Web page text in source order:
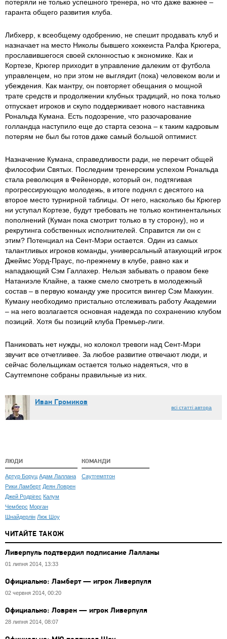
потеряли не только успешного тренера, но что даже важнее –
гаранта общего развития клуба.
Либхерр, к всеобщему одобрению, не спешит продавать клуб и
назначает на место Николы бывшего хоккеиста Ралфа Крюгера,
прославившегося своей склонностью к экономике. Как и
Кортезе, Крюгер приходит в управление далеким от футбола
управленцем, но при этом не выглядит (пока) человеком воли и
убеждения. Как мантру, он повторяет обещания о мощной
трате средств и продолжении клубных традиций, но пока только
отпускает игроков и скупо поддерживает нового наставника
Рональда Кумана. Есть подозрение, что разочарование
голландца наступило еще до старта сезона – к таким кадровым
потерям не был бы готов даже самый большой оптимист.
Назначение Кумана, справедливости ради, не перечит общей
философии Святых. Последним тренерским успехом Рональда
стала революция в Фейенорде, который он, подтягивая
прогрессирующую молодежь, в итоге поднял с десятого на
второе место турнирной таблицы. От него, насколько бы Крюгер
ни уступал Кортезе, будут требовать не только континентальных
пополнений (Куман пока смотрит только в ту сторону), но и
рекрутинга собственных исполнителей. Справится ли он с
этим? Потенциал на Сент-Мэри остается. Один из самых
талантливых игроков команды, универсальный атакующий игрок
Джеймс Уорд-Праус, по-прежнему в клубе, равно как и
нападающий Сэм Галлахер. Нельзя забывать о правом беке
Натаниэле Клайне, а также смело смотреть в молодежный
состав – в первую команду уже просится вингер Сэм Маккуин.
Куману необходимо пристально отслеживать работу Академии
– на него возлагается основная надежда по сохранению клубом
позиций. Хотя бы позиций клуба Премьер-лиги.
Паниковать нет нужды, но колокол тревоги над Сент-Мэри
звучит все отчетливее. За любое развитие отвечают люди, и
сейчас болельщикам остается только надеяться, что в
Саутгемпоне собраны правильные из них.
Иван Громиков
всі статті автора
ЛЮДИ
Артур Боруц Адам Лаллана
Рики Ламберт Деян Ловрен
Джей Родрігес Калум
Чемберс Морган
Шнайдерлін Люк Шоу
КОМАНДИ
Саутгемптон
ЧИТАЙТЕ ТАКОЖ
Ливерпуль подтвердил подписание Лалланы
01 липня 2014, 13:33
Официально: Ламберт — игрок Ливерпуля
02 червня 2014, 00:20
Официально: Ловрен — игрок Ливерпуля
28 липня 2014, 08:07